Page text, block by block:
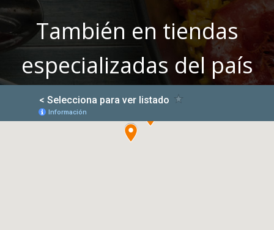
También en tiendas
especializadas del país